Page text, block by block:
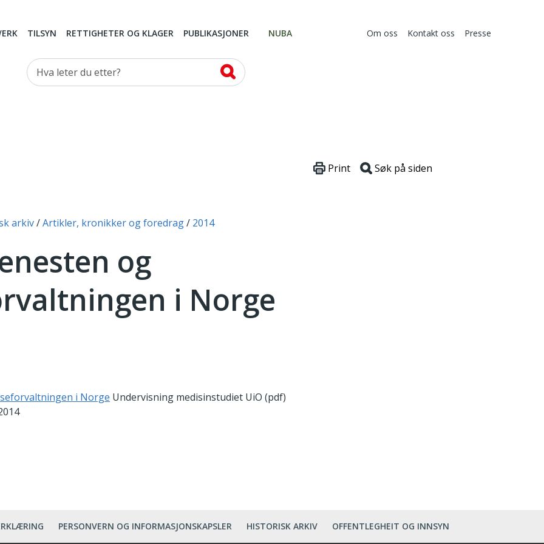
TILSYN RETTIGHETER OG KLAGER PUBLIKASJONER NUBA Om oss Kontakt oss Presse
Hva leter du etter?
arkiv Artikler, kronikker og foredrag 2014
Print Søk på siden
og
i Norge
i Norge Undervisning medisinstudiet UiO (pdf)
PERSONVERN OG INFORMASJONSKAPSLER HISTORISK ARKIV OFFENTLEGHEIT OG INNSYN